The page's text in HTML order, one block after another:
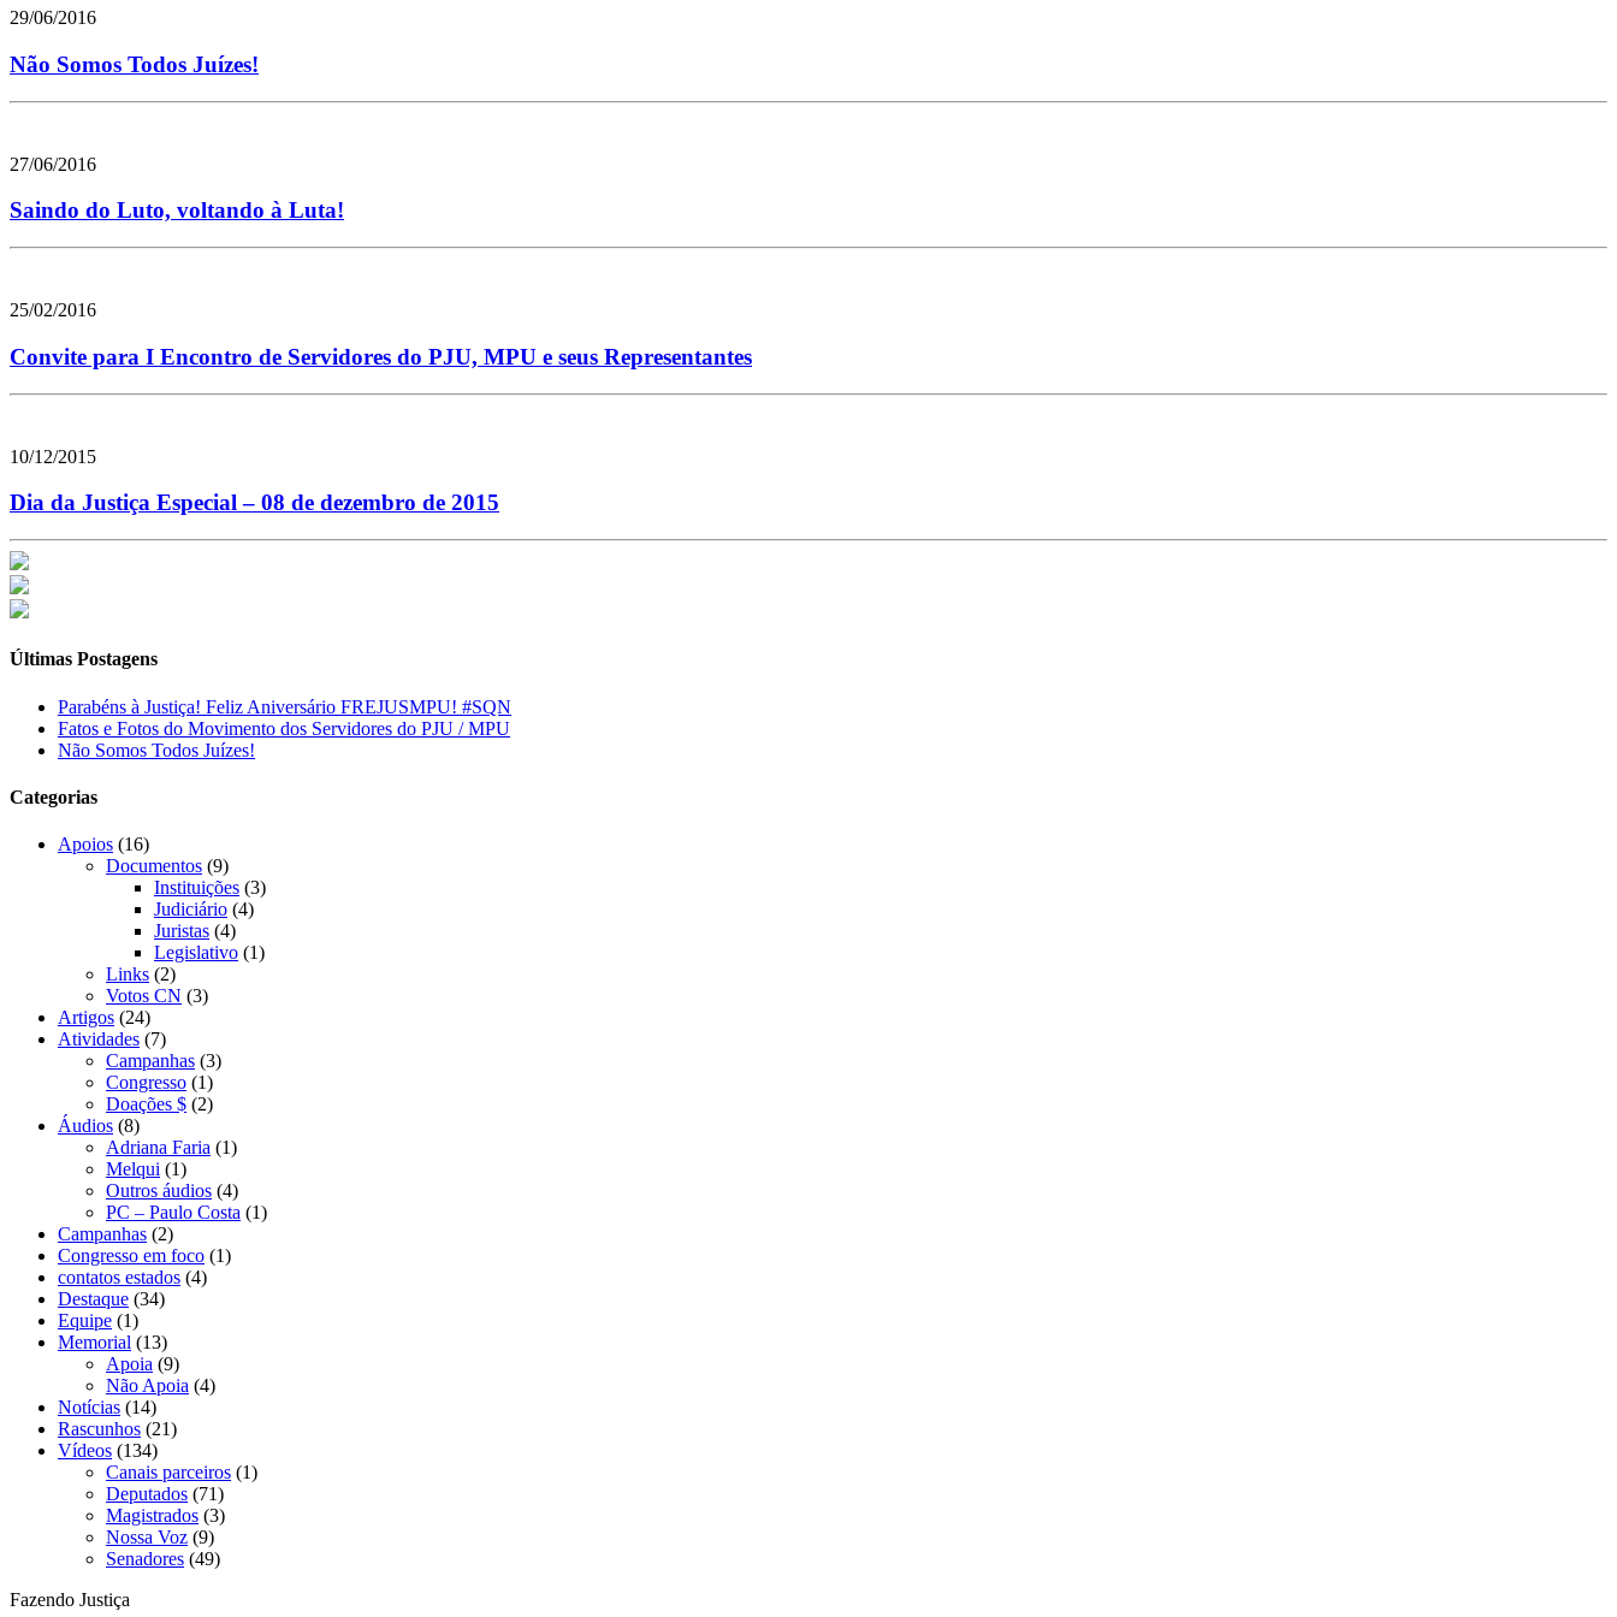
29/06/2016
Não Somos Todos Juízes!
27/06/2016
Saindo do Luto, voltando à Luta!
25/02/2016
Convite para I Encontro de Servidores do PJU, MPU e seus Representantes
10/12/2015
Dia da Justiça Especial – 08 de dezembro de 2015
Últimas Postagens
Parabéns à Justiça! Feliz Aniversário FREJUSMPU! #SQN
Fatos e Fotos do Movimento dos Servidores do PJU / MPU
Não Somos Todos Juízes!
Categorias
Apoios (16)
Documentos (9)
Instituições (3)
Judiciário (4)
Juristas (4)
Legislativo (1)
Links (2)
Votos CN (3)
Artigos (24)
Atividades (7)
Campanhas (3)
Congresso (1)
Doações $ (2)
Áudios (8)
Adriana Faria (1)
Melqui (1)
Outros áudios (4)
PC – Paulo Costa (1)
Campanhas (2)
Congresso em foco (1)
contatos estados (4)
Destaque (34)
Equipe (1)
Memorial (13)
Apoia (9)
Não Apoia (4)
Notícias (14)
Rascunhos (21)
Vídeos (134)
Canais parceiros (1)
Deputados (71)
Magistrados (3)
Nossa Voz (9)
Senadores (49)
Fazendo Justiça